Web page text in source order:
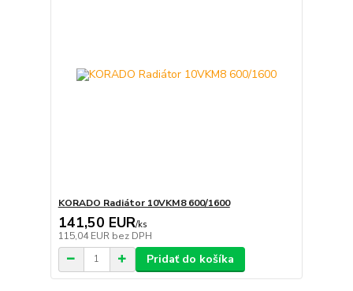
KORADO Radiátor 10VKM8 600/1600
141,50 EUR/ks
115,04 EUR bez DPH
Pridať do košíka